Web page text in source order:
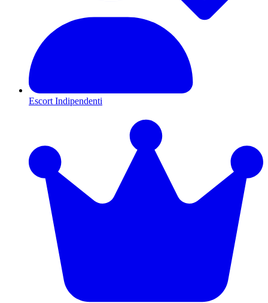
Escort Indipendenti